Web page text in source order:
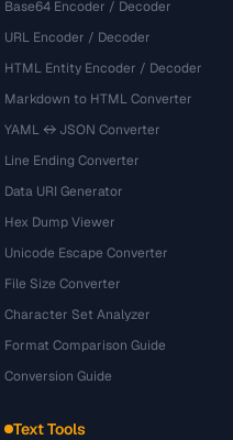
Base64 Encoder / Decoder
URL Encoder / Decoder
HTML Entity Encoder / Decoder
Markdown to HTML Converter
YAML ↔ JSON Converter
Line Ending Converter
Data URI Generator
Hex Dump Viewer
Unicode Escape Converter
File Size Converter
Character Set Analyzer
Format Comparison Guide
Conversion Guide
Text Tools